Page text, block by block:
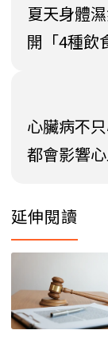
夏天身體
開「4種飲
心臟病不
都會影響
延伸閱讀